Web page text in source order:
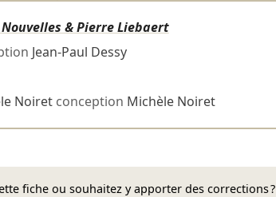
& Pierre Liebaert
Jean-Paul Dessy
Noiretconception Michèle Noiret
fiche ou souhaitez y apporter des corrections ?